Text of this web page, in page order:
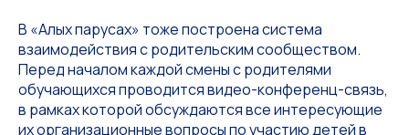
В «Алых парусах» тоже построена система
взаимодействия с родительским сообществом.
Перед началом каждой смены с родителями
обучающихся проводится видео-конференц-связь,
в рамках которой обсуждаются все интересующие
их организационные вопросы по участию детей в